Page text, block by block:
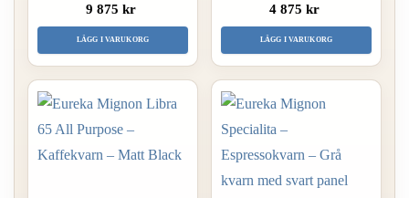
9 875 kr
LÄGG I VARUKORG
4 875 kr
LÄGG I VARUKORG